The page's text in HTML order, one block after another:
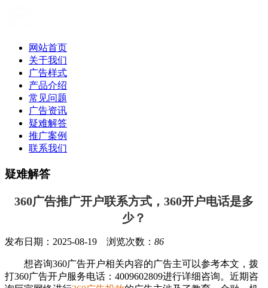
网站首页
关于我们
广告样式
产品介绍
常见问题
广告资讯
疑难解答
推广案例
联系我们
疑难解答
360广告推广开户联系方式，360开户电话是多
少？
发布日期：2025-08-19 浏览次数： 86
想咨询360广告开户相关内容的广告主可以参考本文，拨
打360广告开户服务电话：4009602809进行详细咨询。近期咨